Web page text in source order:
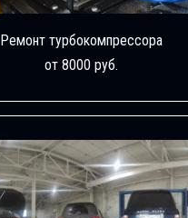
Ремонт турбокомпрессора
от 8000 руб.